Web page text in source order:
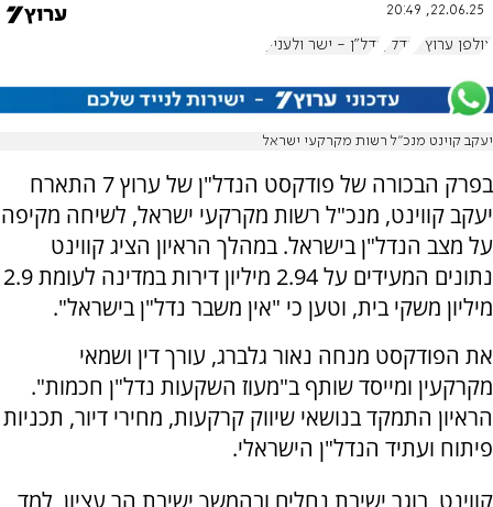
22.06.25, 20:49
אולפן ערוץ 7 נדל''ן נדל"ן - ישר ולעניין
יעקב קוינט מנכ”ל רשות מקרקעי ישראל
בפרק הבכורה של פודקסט הנדל"ן של ערוץ 7 התארח
יעקב קווינט, מנכ"ל רשות מקרקעי ישראל, לשיחה מקיפה
על מצב הנדל"ן בישראל. במהלך הראיון הציג קווינט
נתונים המעידים על 2.94 מיליון דירות במדינה לעומת 2.9
מיליון משקי בית, וטען כי "אין משבר נדל"ן בישראל".
את הפודקסט מנחה נאור גלברג, עורך דין ושמאי
מקרקעין ומייסד שותף ב"מעוז השקעות נדל"ן חכמות".
הראיון התמקד בנושאי שיווק קרקעות, מחירי דיור, תכניות
פיתוח ועתיד הנדל"ן הישראלי.